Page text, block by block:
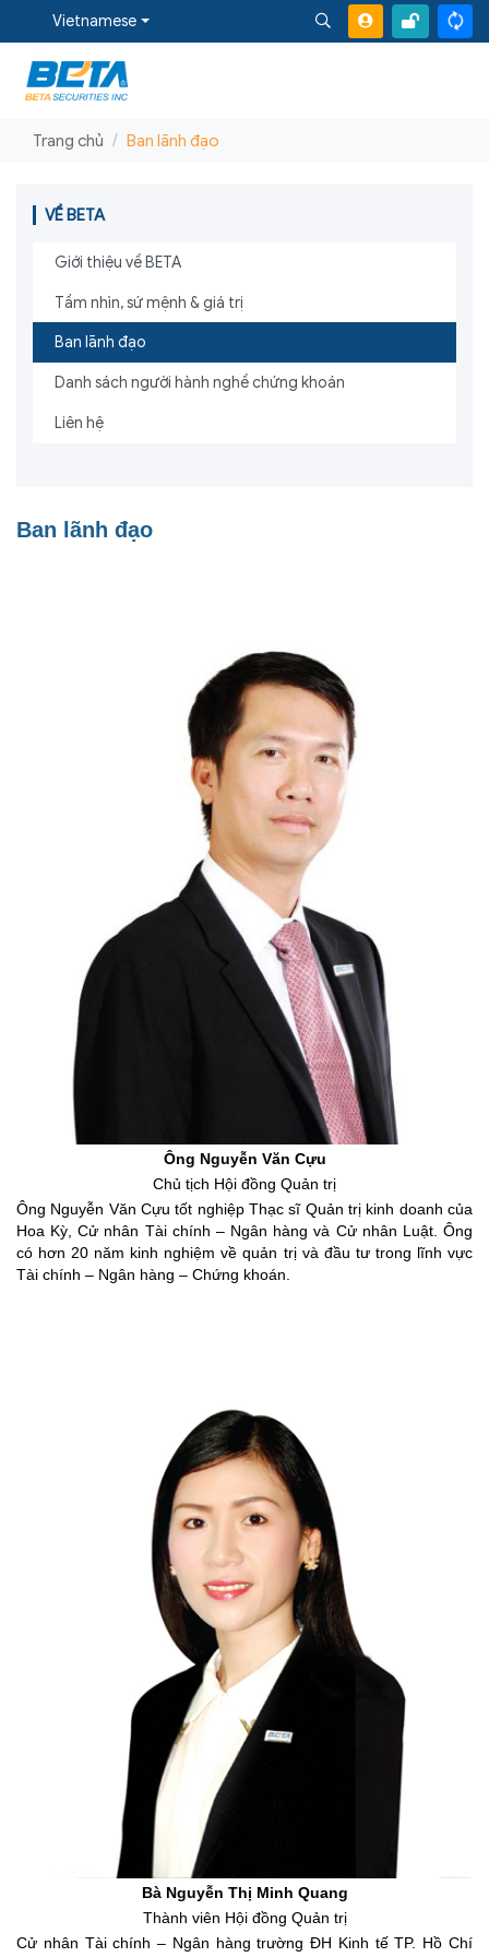
Vietnamese
Trang chủ Ban lãnh đạo
VỀ BETA
Giới thiệu về BETA
Tầm nhìn, sứ mệnh & giá trị
Ban lãnh đạo
Danh sách người hành nghề chứng khoán
Liên hệ
Ban lãnh đạo
Ông Nguyễn Văn Cựu
Chủ tịch Hội đồng Quản trị
Ông Nguyễn Văn Cựu tốt nghiệp Thạc sĩ Quản trị kinh doanh của
Hoa Kỳ, Cử nhân Tài chính – Ngân hàng và Cử nhân Luật. Ông
có hơn 20 năm kinh nghiệm về quản trị và đầu tư trong lĩnh vực
Tài chính – Ngân hàng – Chứng khoán.
Bà Nguyễn Thị Minh Quang
Thành viên Hội đồng Quản trị
Cử nhân Tài chính – Ngân hàng trường ĐH Kinh tế TP. Hồ Chí